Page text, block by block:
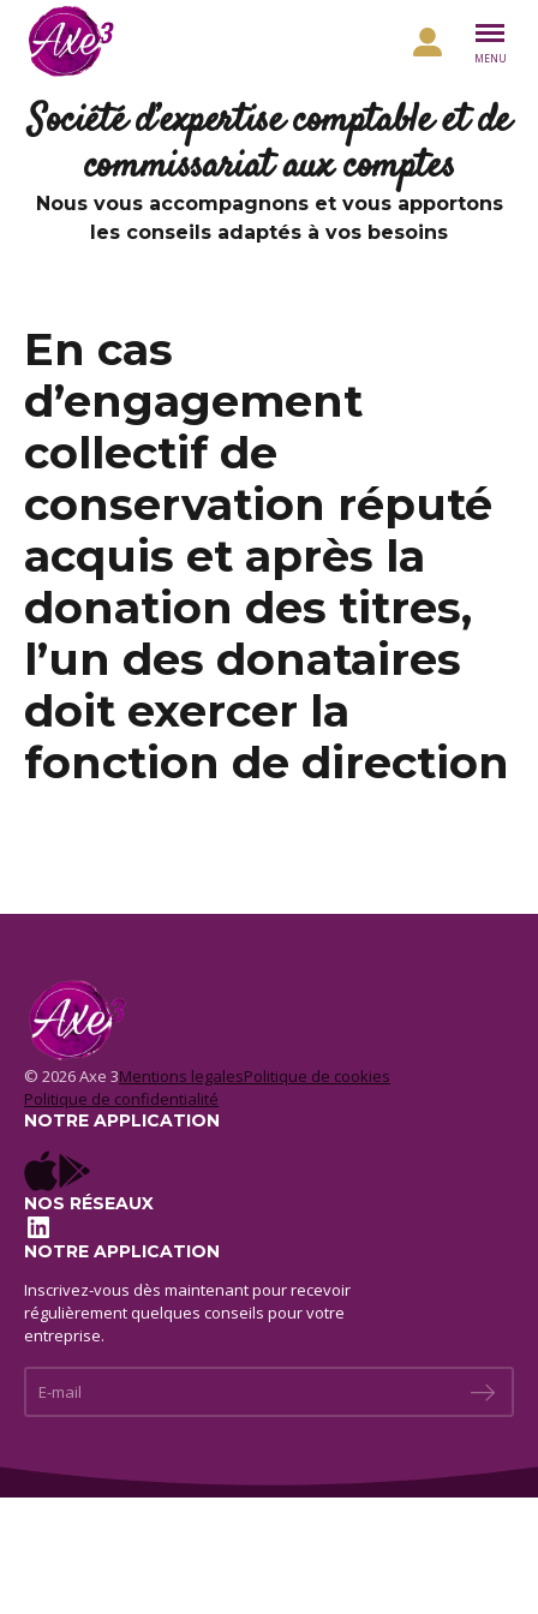
Aller au contenu
MENU
Société d’expertise comptable et de
commissariat aux comptes
Nous vous accompagnons et vous apportons
les conseils adaptés à vos besoins
En cas
d’engagement
collectif de
conservation réputé
acquis et après la
donation des titres,
l’un des donataires
doit exercer la
fonction de direction
© 2026 Axe 3Mentions legalesPolitique de cookies
Politique de confidentialité
NOTRE APPLICATION
NOS RÉSEAUX
LinkedIn
NOTRE APPLICATION
Inscrivez-vous dès maintenant pour recevoir
régulièrement quelques conseils pour votre
entreprise.